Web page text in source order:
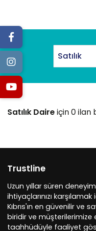
Satılık Daireiçin 0 ilan
Trustline
Uzun yıllar süren
ihtiyaçlarınızı
Kıbrıs'ın en güvenilir ve
biridir ve müşterilerimize
taahhüdüyle faaliyet